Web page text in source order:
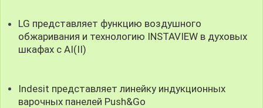
LG представляет функцию воздушного
обжаривания и технологию INSTAVIEW в духовых
шкафах с AI(II)
Indesit представляет линейку индукционных
варочных панелей Push&Go